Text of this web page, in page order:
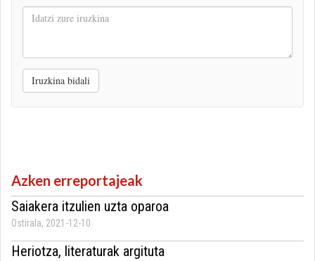
Idatzi
Iruzkina bidali
Azken erreportajeak
Saiakera itzulien uzta oparoa
Ostirala, 2021-12-10
Heriotza, literaturak argituta